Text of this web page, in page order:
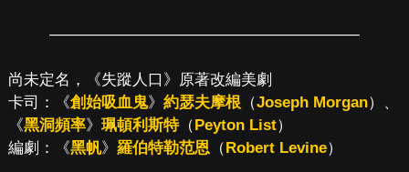
————————————————————
尚未定名，《失蹤人口》原著改編美劇
卡司：《創始吸血鬼》 約瑟夫摩根 （Joseph Morgan）、
《黑洞頻率》 珮頓利斯特（Peyton List）
編劇：《黑帆》 羅伯特勒范恩（Robert Levine）